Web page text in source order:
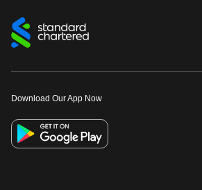
Download Our App Now